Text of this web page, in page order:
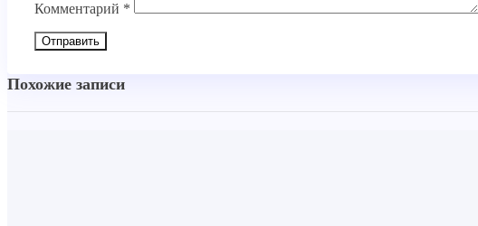
Комментарий *
Похожие записи